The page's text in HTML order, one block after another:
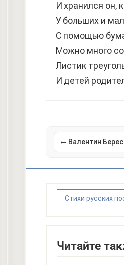
И хранился он,
У больших и
С помощью
Можно много
Листик
И детей
← Валентин
Стихи русских
Читайте